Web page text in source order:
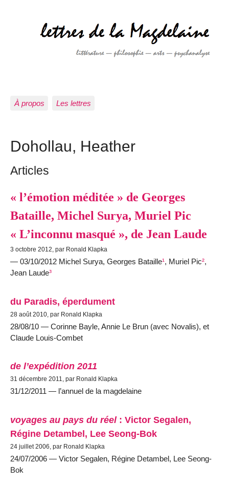
À propos Les lettres
Dohollau, Heather
Articles
« l’émotion méditée » de Georges
Bataille, Michel Surya, Muriel Pic
« L’inconnu masqué », de Jean Laude
3 octobre 2012, par Ronald Klapka
— 03/10/2012 Michel Surya, Georges Bataille¹, Muriel Pic²,
Jean Laude³
du Paradis, éperdument
28 août 2010, par Ronald Klapka
28/08/10 — Corinne Bayle, Annie Le Brun (avec Novalis), et
Claude Louis-Combet
de l’expédition 2011
31 décembre 2011, par Ronald Klapka
31/12/2011 — l’annuel de la magdelaine
voyages au pays du réel: Victor Segalen,
Régine Detambel, Lee Seong-Bok
24 juillet 2006, par Ronald Klapka
24/07/2006 — Victor Segalen, Régine Detambel, Lee Seong-
Bok